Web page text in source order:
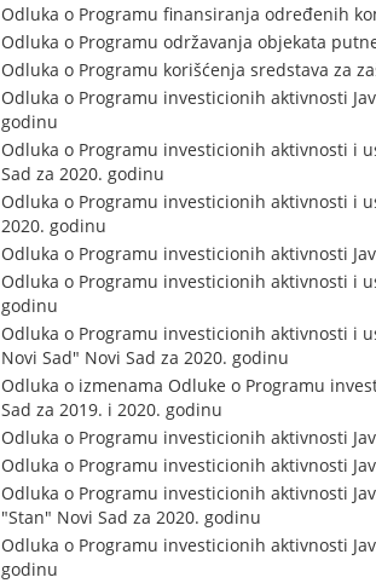
Odluka o Programu finansiranja određenih
Odluka o Programu održavanja objekata
Odluka o Programu korišćenja sredstava za
Odluka o Programu investicionih aktivnosti
godinu
Odluka o Programu investicionih aktivnosti i
Sad za 2020. godinu
Odluka o Programu investicionih aktivnosti i
2020. godinu
Odluka o Programu investicionih aktivnosti
Odluka o Programu investicionih aktivnosti i
godinu
Odluka o Programu investicionih aktivnosti i
Novi Sad" Novi Sad za 2020. godinu
Odluka o izmenama Odluke o Programu
Sad za 2019. i 2020. godinu
Odluka o Programu investicionih aktivnosti
Odluka o Programu investicionih aktivnosti
Odluka o Programu investicionih aktivnosti
"Stan" Novi Sad za 2020. godinu
Odluka o Programu investicionih aktivnosti
godinu